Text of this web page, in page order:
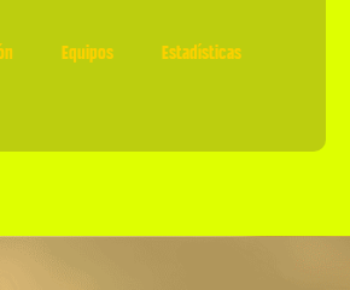
Equipos Estadísticas